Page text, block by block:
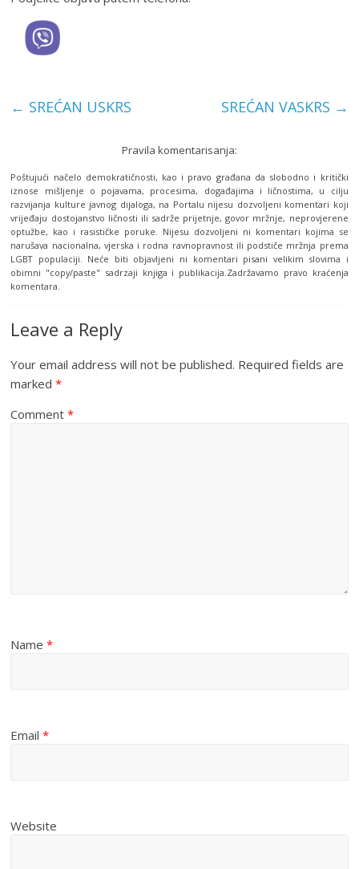
← SREĆAN USKRS SREĆAN VASKRS →
Pravila komentarisanja:
Poštujući načelo demokratičnosti, kao i pravo građana da slobodno i kritički
iznose mišljenje o pojavama, procesima, događajima i ličnostima, u cilju
razvijanja kulture javnog dijaloga, na Portalu nijesu dozvoljeni komentari koji
vrijeđaju dostojanstvo ličnosti ili sadrže prijetnje, govor mržnje, neprovjerene
optužbe, kao i rasističke poruke. Nijesu dozvoljeni ni komentari kojima se
narušava nacionalna, vjerska i rodna ravnopravnost ili podstiče mržnja prema
LGBT populaciji. Neće biti objavljeni ni komentari pisani velikim slovima i
obimni "copy/paste" sadrzaji knjiga i publikacija.Zadržavamo pravo kraćenja
komentara.
Leave a Reply
Your email address will not be published. Required fields are
marked*
Comment*
Name*
Email*
Website